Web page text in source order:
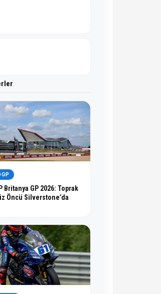
Britanya GP 2026: Toprak
Öncü Silverstone’da